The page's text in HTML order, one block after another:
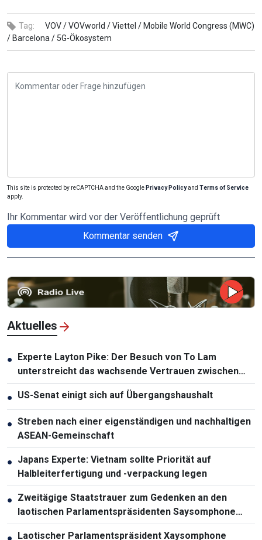
Tag: VOV /VOVworld /Viettel / Mobile World Congress (MWC)
/ Barcelona / 5G-Ökosystem
This site is protected by reCAPTCHA and the Google Privacy Policyand Terms of Service
apply.
Ihr Kommentar wird vor der Veröffentlichung geprüft
Kommentar senden
Aktuelles
● Experte Layton Pike: Der Besuch von To Lam
unterstreicht das wachsende Vertrauen zwischen
Vietnam und Australien
● US-Senat einigt sich auf Übergangshaushalt
● Streben nach einer eigenständigen und nachhaltigen
ASEAN-Gemeinschaft
● Japans Experte: Vietnam sollte Priorität auf
Halbleiterfertigung und -verpackung legen
● Zweitägige Staatstrauer zum Gedenken an den
laotischen Parlamentspräsidenten Saysomphone
Phomvihane
● Laotischer Parlamentspräsident Xaysomphone